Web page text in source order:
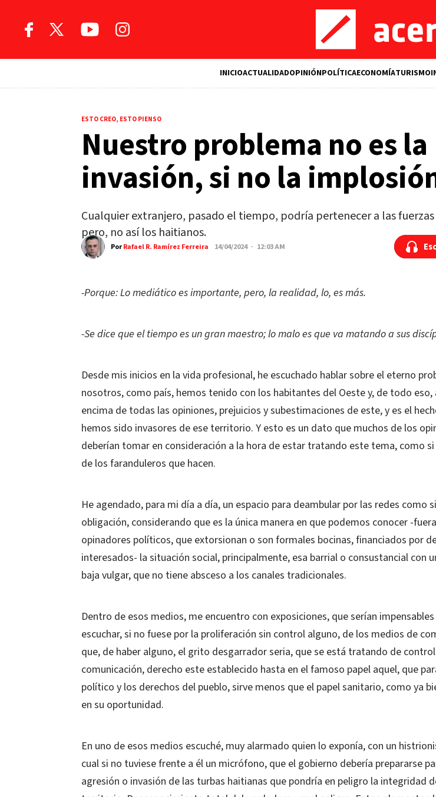
INICIOACTUALIDADOPINIÓNPOLÍTICAECONOMÍATURISMO
ESTO CREO, ESTO PIENSO
Nuestro problema no es la
invasión, si no la
Cualquier extranjero, pasado el tiempo, podría pertenecer a las
pero, no así los haitianos.
PorRafael R. Ramírez Ferreira 14/04/2024 · 12:03 AM
-Porque: Lo mediático es importante, pero, la realidad, lo, es más.
-Se dice que el tiempo es un gran maestro; lo malo es que va matando a sus
Desde mis inicios en la vida profesional, he escuchado hablar sobre el eterno
nosotros, como país, hemos tenido con los habitantes del Oeste y, de todo
encima de todas las opiniones, prejuicios y subestimaciones de este, y es el
hemos sido invasores de ese territorio. Y esto es un dato que muchos de los
deberían tomar en consideración a la hora de estar tratando este tema, como
de los faranduleros que hacen.
He agendado, para mi día a día, un espacio para deambular por las redes como
obligación, considerando que es la única manera en que podemos conocer -
opinadores políticos, que extorsionan o son formales bocinas, financiados por
interesados- la situación social, principalmente, esa barrial o consustancial con
baja vulgar, que no tiene absceso a los canales tradicionales.
Dentro de esos medios, me encuentro con exposiciones, que serían
escuchar, si no fuese por la proliferación sin control alguno, de los medios de
que, de haber alguno, el grito desgarrador seria, que se está tratando de
comunicación, derecho este establecido hasta en el famoso papel aquel, que
político y los derechos del pueblo, sirve menos que el papel sanitario, como ya
en su oportunidad.
En uno de esos medios escuché, muy alarmado quien lo exponía, con un
cual si no tuviese frente a él un micrófono, que el gobierno debería prepararse
agresión o invasión de las turbas haitianas que pondría en peligro la integridad